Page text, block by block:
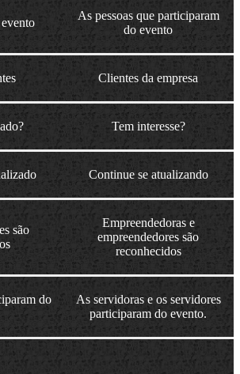
As pessoas que participaram
do evento
Clientes da empresa
Tem interesse?
Continue se atualizando
são
Empreendedoras e
empreendedores são
reconhecidos
do
As servidoras e os servidores
participaram do evento.